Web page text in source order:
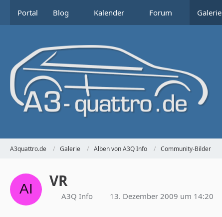
Portal Blog Kalender Forum Galerie
A3quattro.de Galerie Alben von A3Q Info Community-Bilder
VR
A3Q Info 13. Dezember 2009 um 14:20